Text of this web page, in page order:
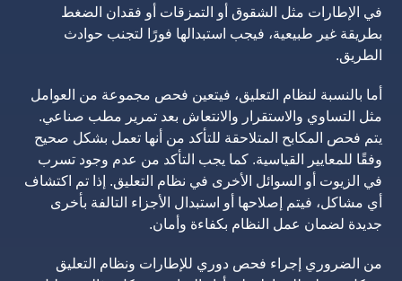
في الإطارات مثل الشقوق أو التمزقات أو فقدان الضغط
بطريقة غير طبيعية، فيجب استبدالها فورًا لتجنب حوادث
الطريق.
أما بالنسبة لنظام التعليق، فيتعين فحص مجموعة من العوامل
مثل التساوي والاستقرار والانتعاش بعد تمرير مطب صناعي.
يتم فحص المكابح المتلاحقة للتأكد من أنها تعمل بشكل صحيح
وفقًا للمعايير القياسية. كما يجب التأكد من عدم وجود تسرب
في الزيوت أو السوائل الأخرى في نظام التعليق. إذا تم اكتشاف
أي مشاكل، فيتم إصلاحها أو استبدال الأجزاء التالفة بأخرى
جديدة لضمان عمل النظام بكفاءة وأمان.
من الضروري إجراء فحص دوري للإطارات ونظام التعليق